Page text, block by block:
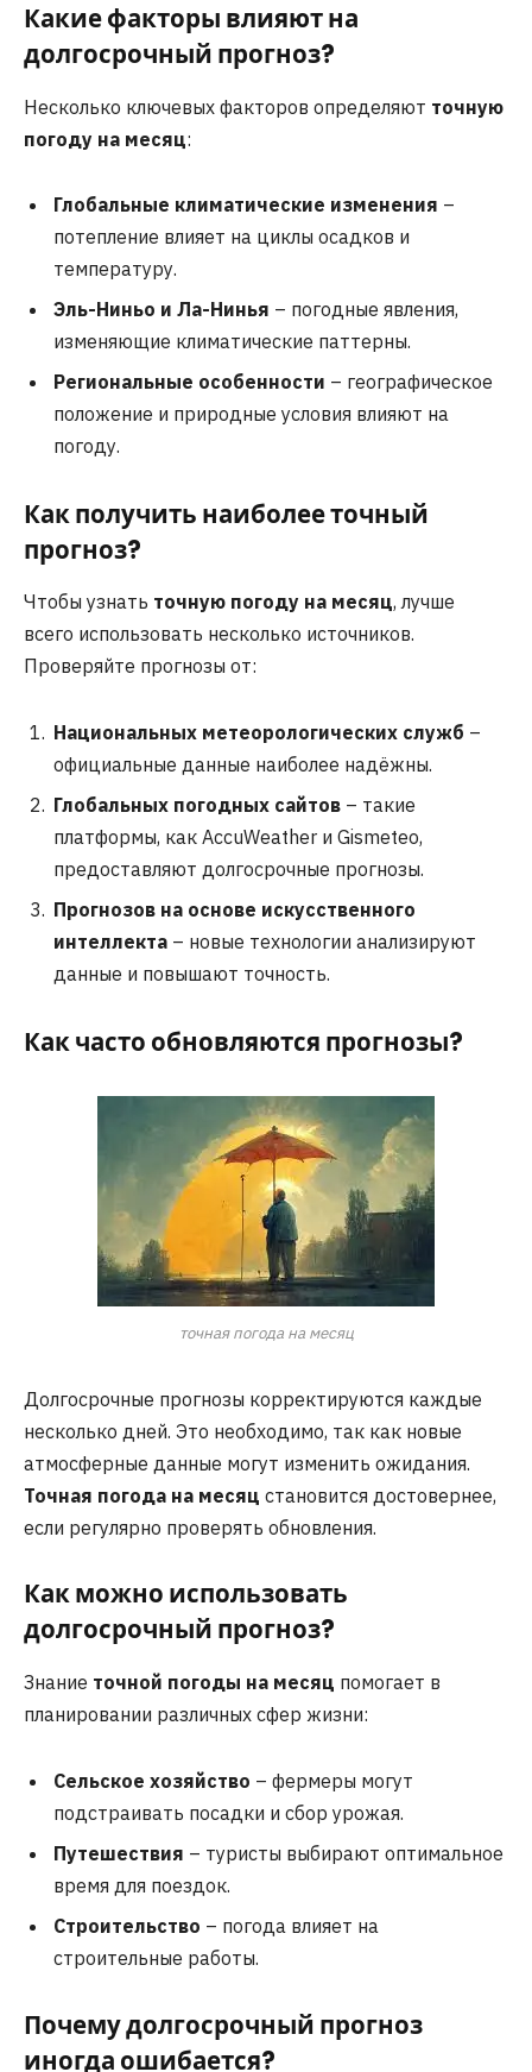
Какие факторы влияют на
долгосрочный прогноз?
Несколько ключевых факторов определяют точную
погоду на месяц:
Глобальные климатические изменения –
потепление влияет на циклы осадков и
температуру.
Эль-Ниньо и Ла-Нинья – погодные явления,
изменяющие климатические паттерны.
Региональные особенности – географическое
положение и природные условия влияют на
погоду.
Как получить наиболее точный
прогноз?
Чтобы узнать точную погоду на месяц, лучше
всего использовать несколько источников.
Проверяйте прогнозы от:
Национальных метеорологических служб –
официальные данные наиболее надёжны.
Глобальных погодных сайтов – такие
платформы, как AccuWeather и Gismeteo,
предоставляют долгосрочные прогнозы.
Прогнозов на основе искусственного
интеллекта – новые технологии анализируют
данные и повышают точность.
Как часто обновляются прогнозы?
точная погода на месяц
Долгосрочные прогнозы корректируются каждые
несколько дней. Это необходимо, так как новые
атмосферные данные могут изменить ожидания.
Точная погода на месяц становится достовернее,
если регулярно проверять обновления.
Как можно использовать
долгосрочный прогноз?
Знание точной погоды на месяц помогает в
планировании различных сфер жизни:
Сельское хозяйство – фермеры могут
подстраивать посадки и сбор урожая.
Путешествия – туристы выбирают оптимальное
время для поездок.
Строительство – погода влияет на
строительные работы.
Почему долгосрочный прогноз
иногда ошибается?